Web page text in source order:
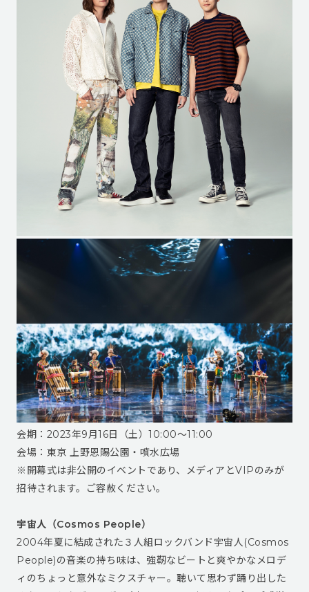
会期：2023年9月16日（土）10:00〜11:00
会場：東京 上野恩賜公園・噴水広場
※開幕式は非公開のイベントであり、メディアとVIPのみが
招待されます。ご容赦ください。
宇宙人（Cosmos People）
2004年夏に結成された３人組ロックバンド宇宙人(Cosmos
People)の音楽の持ち味は、強靭なビートと爽やかなメロデ
ィのちょっと意外なミクスチャー。聴いて思わず踊り出した